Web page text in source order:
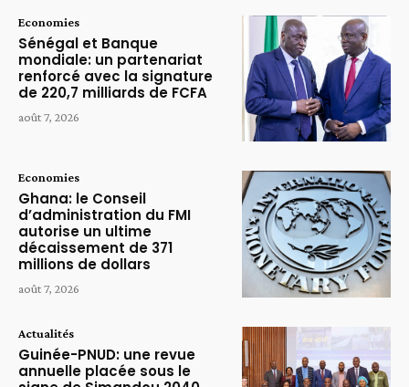
Economies
Sénégal et Banque
mondiale: un partenariat
renforcé avec la signature
de 220,7 milliards de FCFA
août 7, 2026
Economies
Ghana: le Conseil
d’administration du FMI
autorise un ultime
décaissement de 371
millions de dollars
août 7, 2026
Actualités
Guinée-PNUD: une revue
annuelle placée sous le